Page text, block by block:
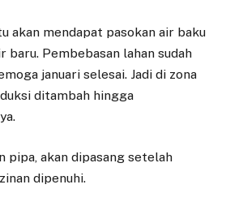
akan mendapat pasokan air baku
baru. Pembebasan lahan sudah
januari selesai. Jadi di zona
ditambah hingga
pipa, akan dipasang setelah
dipenuhi.